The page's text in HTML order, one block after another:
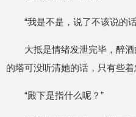
“我是不是，说了不该说的
大抵是情绪发泄完毕，醉
的塔可没听清她的话，只有些着
“殿下是指什么呢？”